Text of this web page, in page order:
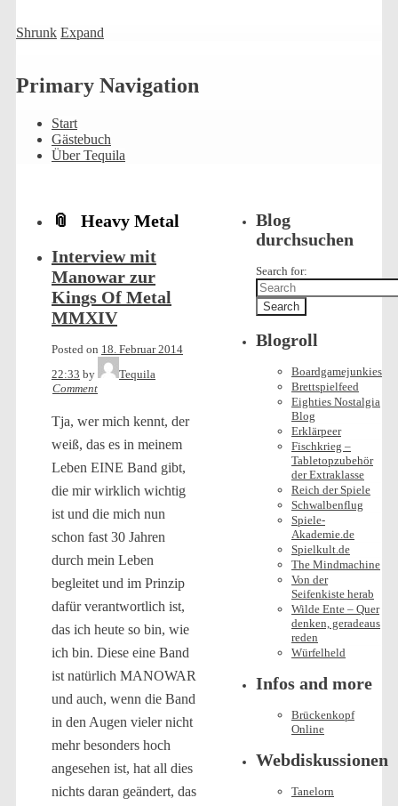
Shrunk Expand
Primary Navigation
Start
Gästebuch
Über Tequila
Heavy Metal
Interview mit
Manowar zur
Kings Of Metal
MMXIV
Posted on 18. Februar 2014
22:33 by
Tequila
Comment
Tja, wer mich kennt, der
weiß, das es in meinem
Leben EINE Band gibt,
die mir wirklich wichtig
ist und die mich nun
schon fast 30 Jahren
durch mein Leben
begleitet und im Prinzip
dafür verantwortlich ist,
das ich heute so bin, wie
ich bin. Diese eine Band
ist natürlich MANOWAR
und auch, wenn die Band
in den Augen vieler nicht
mehr besonders hoch
angesehen ist, hat all dies
nichts daran geändert, das
Blog
durchsuchen
Search for:
Blogroll
Boardgamejunkies
Brettspielfeed
Eighties Nostalgia
Blog
Erklärpeer
Fischkrieg –
Tabletopzubehör
der Extraklasse
Reich der Spiele
Schwalbenflug
Spiele-
Akademie.de
Spielkult.de
The Mindmachine
Von der
Seifenkiste herab
Wilde Ente – Quer
denken, geradeaus
reden
Würfelheld
Infos and more
Brückenkopf
Online
Webdiskussionen
Tanelorn